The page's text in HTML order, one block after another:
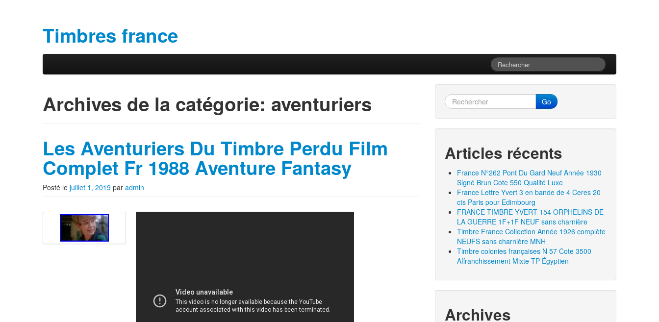
Timbres france
Menu principal
Archives de la catégorie: aventuriers
Les Aventuriers Du Timbre Perdu Film
Complet Fr 1988 Aventure Fantasy
Posté le juillet 1, 2019 par admin
Go
Articles récents
France N°262 Pont Du Gard Neuf Année 1930
Signé Brun Cote 550 Qualité Luxe
France Lettre Yvert 3 en bande de 4 Ceres 20
cts Paris pour Edimbourg
FRANCE TIMBRE YVERT 154 ORPHELINS DE
LA GUERRE 1F+1F NEUF sans charnière
Timbre France Collection Année 1926 complète
NEUFS sans charnière MNH
Timbre colonies françaises N 57 Cote 3500
Affranchissement Mixte TP Égyptien
Archives